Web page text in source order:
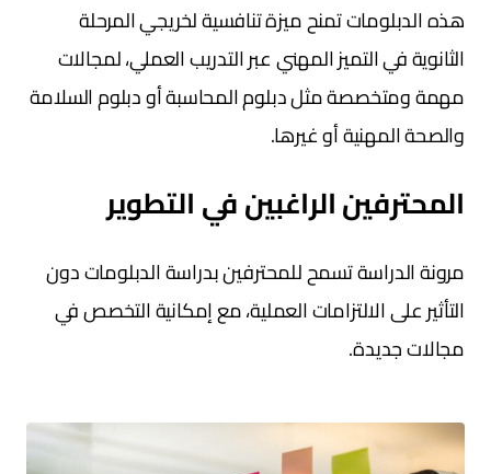
هذه الدبلومات تمنح ميزة تنافسية لخريجي المرحلة
الثانوية في التميز المهني عبر التدريب العملي، لمجالات
مهمة ومتخصصة مثل دبلوم المحاسبة أو دبلوم السلامة
والصحة المهنية أو غيرها.
المحترفين الراغبين في التطوير
مرونة الدراسة تسمح للمحترفين بدراسة الدبلومات دون
التأثير على الالتزامات العملية، مع إمكانية التخصص في
مجالات جديدة.